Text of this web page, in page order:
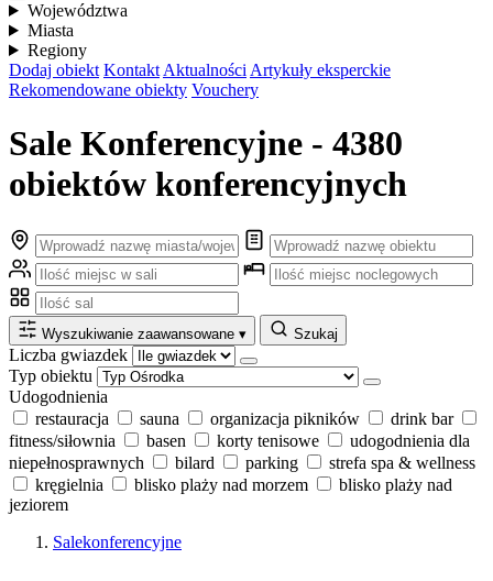
Województwa
Miasta
Regiony
Dodaj obiekt Kontakt Aktualności Artykuły eksperckie
Rekomendowane obiekty Vouchery
Sale Konferencyjne - 4380
obiektów konferencyjnych
Wyszukiwanie zaawansowane ▾ Szukaj
Liczba gwiazdek
Typ obiektu
Udogodnienia
restauracja
sauna organizacja pikników
drink bar
fitness/siłownia
basen korty tenisowe
udogodnienia dla
niepełnosprawnych
bilard parking
strefa spa & wellness
kręgielnia
blisko plaży nad morzem
blisko plaży nad
jeziorem
Salekonferencyjne